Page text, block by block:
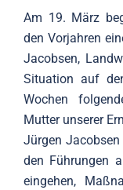
Am 19. März
den Vorjahren
Jacobsen,
Situation auf
Wochen
Mutter unserer
Jürgen
den Führungen
eingehen,